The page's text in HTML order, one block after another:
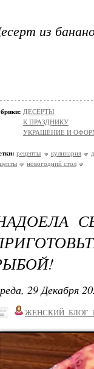
из
ДЕСЕРТЫ
К ПРАЗДНИКУ
УКРАШЕНИЕ И
рецепты кулинария
новогодний стол
29 Декабря